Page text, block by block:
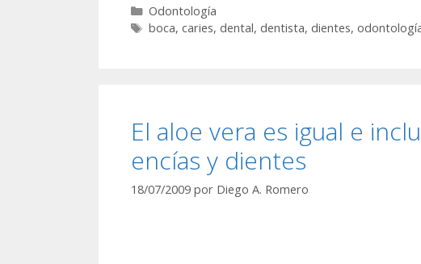
Categorías
Odontología
Etiquetas
boca, caries, dental, dentista, dientes,
El aloe vera es igual e
encías y dientes
18/07/2009 por Diego A. Romero